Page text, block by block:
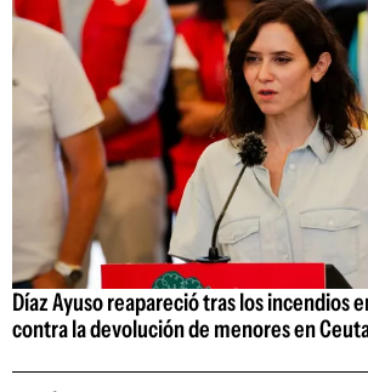
Díaz Ayuso reapareció tras los incendios
contra la devolución de menores en